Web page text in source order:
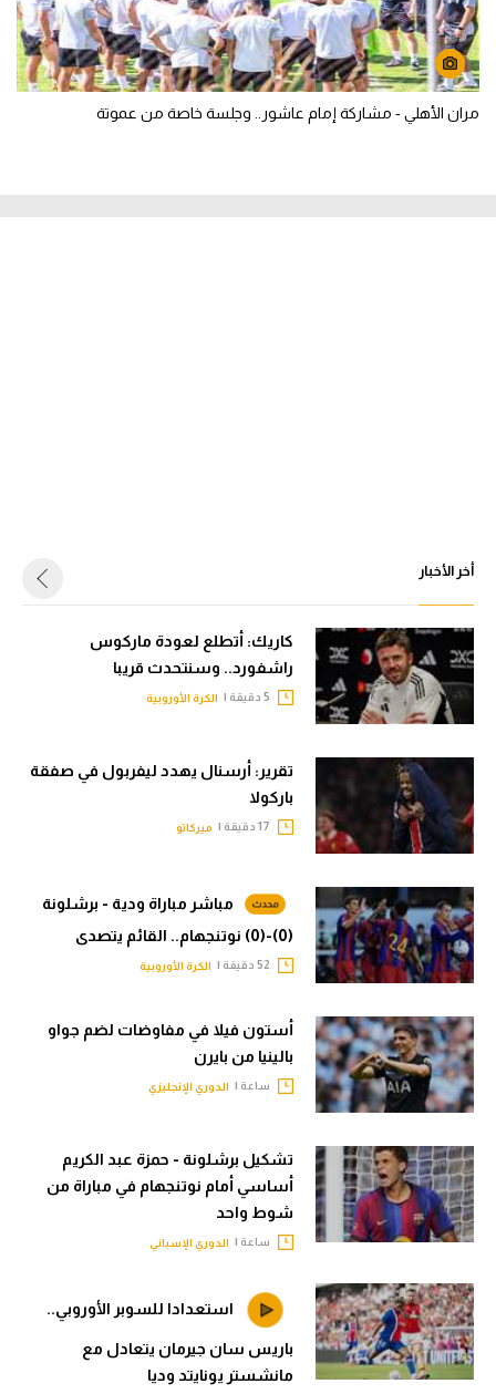
مران الأهلي - مشاركة إمام عاشور.. وجلسة خاصة من عموتة
أخر الأخبار
كاريك: أتطلع لعودة ماركوس
راشفورد.. وسنتحدث قريبا
الكرة الأوروبية
تقرير: أرسنال يهدد ليفربول في صفقة
باركولا
ميركاتو
مباشر مباراة ودية - برشلونة
(0)-(0) نوتنجهام.. القائم يتصدى
الكرة الأوروبية
أستون فيلا في مفاوضات لضم جواو
بالينيا من بايرن
ساعة | الدوري الإنجليزي
تشكيل برشلونة - حمزة عبد الكريم
أساسي أمام نوتنجهام في مباراة من
شوط واحد
ساعة | الدوري الإسباني
استعدادا للسوبر الأوروبي..
باريس سان جيرمان يتعادل مع
مانشستر يونايتد وديا